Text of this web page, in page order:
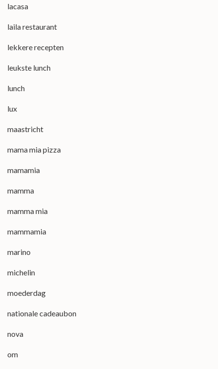
lacasa
laila restaurant
lekkere recepten
leukste lunch
lunch
lux
maastricht
mama mia pizza
mamamia
mamma
mamma mia
mammamia
marino
michelin
moederdag
nationale cadeaubon
nova
om